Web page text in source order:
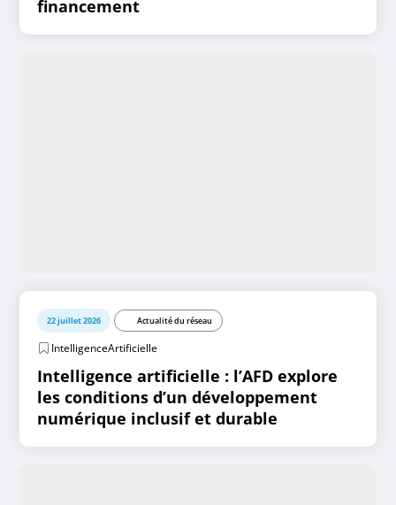
financement
22 juillet 2026 Actualité du réseau
IntelligenceArtificielle
Intelligence artificielle : l’AFD explore
les conditions d’un développement
numérique inclusif et durable